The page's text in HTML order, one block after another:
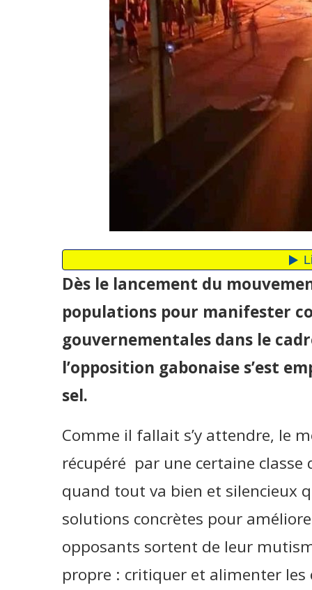
Dès le lancement du
populations pour manifester
gouvernementales dans le
l’opposition gabonaise s’est
sel.
Comme il fallait s’y attendre, le
récupéré par une certaine classe
quand tout va bien et silencieux
solutions concrètes pour
opposants sortent de leur
propre : critiquer et alimenter les